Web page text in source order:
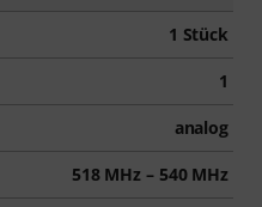
1 Stück
1
analog
518 MHz – 540 MHz